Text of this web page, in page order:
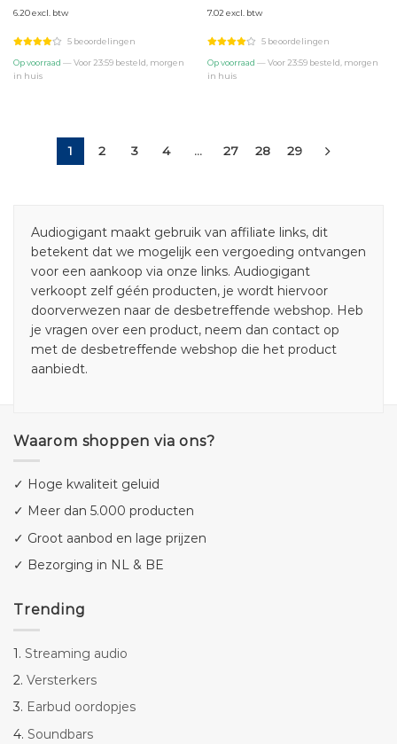
was:
€8,75.€7,50.
6.20 excl. btw
5 beoordelingen
Op voorraad — Voor 23:59 besteld, morgen
in huis
was:
€9,90.€8,50.
7.02 excl. btw
5 beoordelingen
Op voorraad — Voor 23:59 besteld, morgen
in huis
1 2 3 4 … 27 28 29
Audiogigant maakt gebruik van affiliate links, dit
betekent dat we mogelijk een vergoeding ontvangen
voor een aankoop via onze links. Audiogigant
verkoopt zelf géén producten, je wordt hiervoor
doorverwezen naar de desbetreffende webshop. Heb
je vragen over een product, neem dan contact op
met de desbetreffende webshop die het product
aanbiedt.
Waarom shoppen via ons?
✓ Hoge kwaliteit geluid
✓ Meer dan 5.000 producten
✓ Groot aanbod en lage prijzen
✓ Bezorging in NL & BE
Trending
1. Streaming audio
2. Versterkers
3. Earbud oordopjes
4. Soundbars